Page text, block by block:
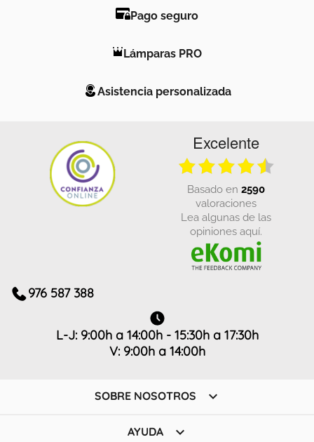
Pago seguro
Lámparas PRO
Asistencia personalizada
Excelente
basado en 2590
valoraciones
Lea algunas de las
opiniones aquí.
976 587 388
L-J: 9:00h a 14:00h - 15:30h a 17:30h
V: 9:00h a 14:00h
SOBRE NOSOTROS 
AYUDA 